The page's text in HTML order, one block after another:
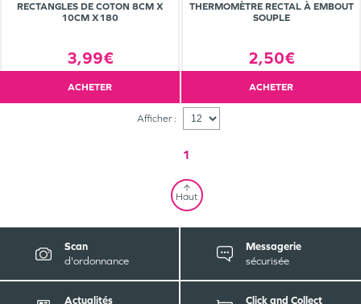
RECTANGLES DE COTON 8CM X
10CM X180
3,99€
ACHETER
THERMOMÈTRE RECTAL À EMBOUT
SOUPLE
2,50€
ACHETER
Afficher :
1
Haut
Scan
d'ordonnance
Messagerie
sécurisée
Actualités
Click and Collect